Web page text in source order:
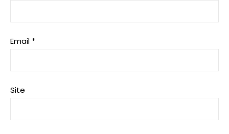
Email *
Site